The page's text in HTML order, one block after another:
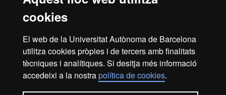
cookies
El web de la Universitat Autònoma de Barcelona
utilitza cookies pròpies i de tercers amb finalitats
tècniques i analítiques. Si desitja més informació
accedeixi a la nostrapolítica de cookies.
reemborsables) ambtargeta bancària de crèdit o de dèbit
serà necessari en el cas dels màsters Erasmus Mundus i del
Logistics and Supply Chain Management)
5. Si voleu, podeu descarregar-vos el comprovant
de la
sol·licitud d'admissió.
Entra a l'aplicació de la sol·licitud